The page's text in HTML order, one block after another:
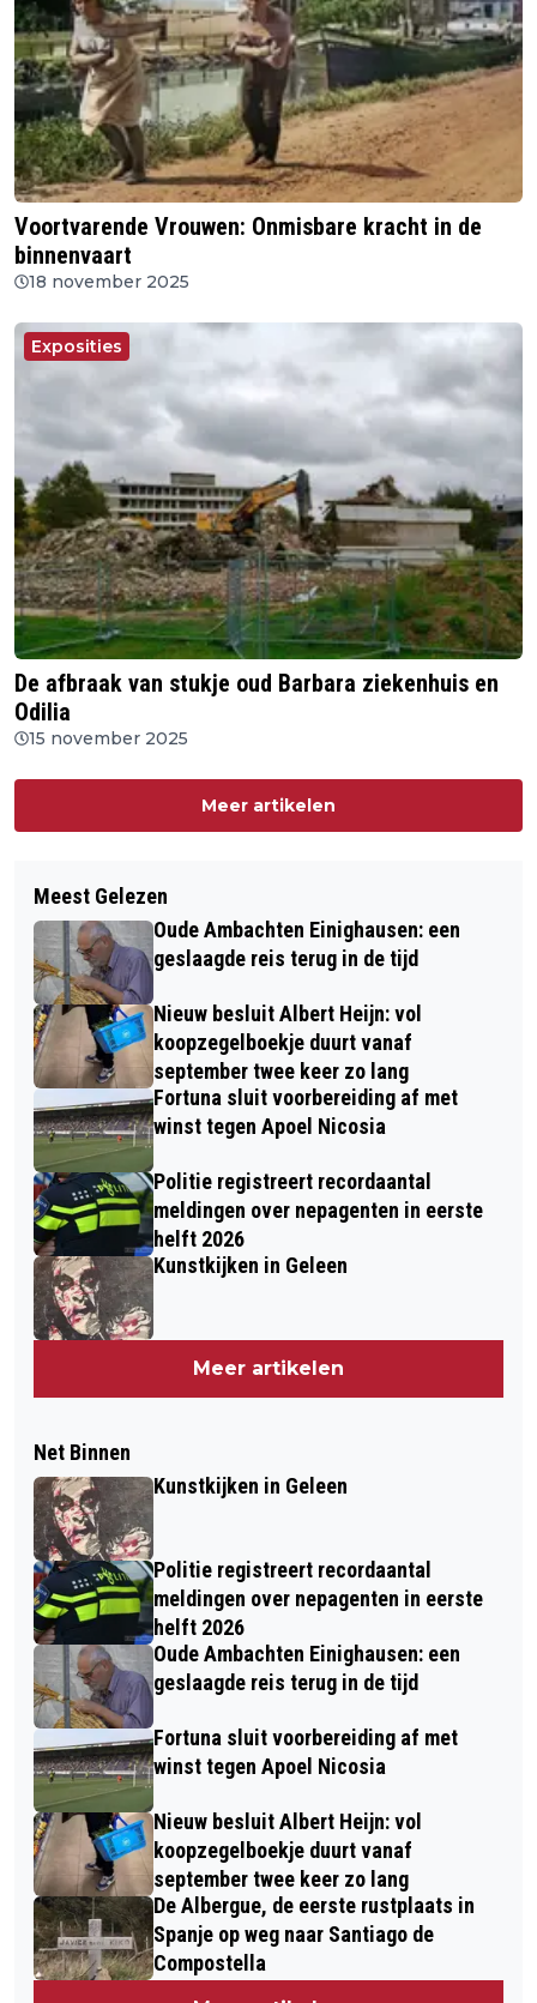
Voortvarende Vrouwen: Onmisbare kracht in de
binnenvaart
18 november 2025
Exposities
De afbraak van stukje oud Barbara ziekenhuis en
Odilia
15 november 2025
Meer artikelen
Meest Gelezen
Oude Ambachten Einighausen: een
geslaagde reis terug in de tijd
Nieuw besluit Albert Heijn: vol
koopzegelboekje duurt vanaf
september twee keer zo lang
Fortuna sluit voorbereiding af met
winst tegen Apoel Nicosia
Politie registreert recordaantal
meldingen over nepagenten in eerste
helft 2026
Kunstkijken in Geleen
Meer artikelen
Net Binnen
Kunstkijken in Geleen
Politie registreert recordaantal
meldingen over nepagenten in eerste
helft 2026
Oude Ambachten Einighausen: een
geslaagde reis terug in de tijd
Fortuna sluit voorbereiding af met
winst tegen Apoel Nicosia
Nieuw besluit Albert Heijn: vol
koopzegelboekje duurt vanaf
september twee keer zo lang
De Albergue, de eerste rustplaats in
Spanje op weg naar Santiago de
Compostella